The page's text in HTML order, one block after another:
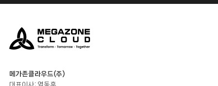
메가존클라우드(주)
대표이사: 염동훈